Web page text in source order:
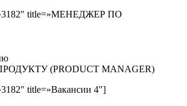
title=»МЕНЕДЖЕР ПО
(PRODUCT MANAGER)
title=»Вакансии 4″]